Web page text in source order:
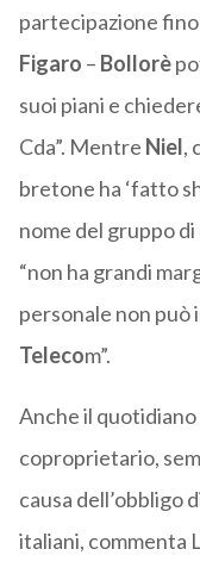
partecipazione fino
Figaro – Bollorè
suoi piani e
Cda”. Mentre Niel,
bretone ha ‘fatto
nome del gruppo
“non ha grandi
personale non
Telecom”.
Anche il quotidiano
coproprietario,
causa dell’obbligo
italiani, commenta